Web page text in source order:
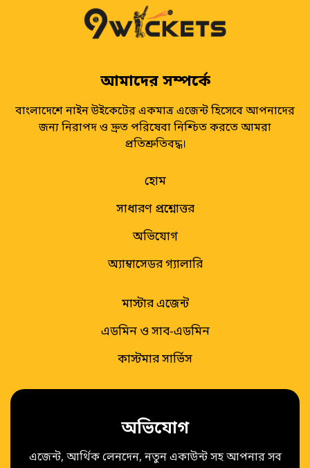
আমাদের সম্পর্কে
বাংলাদেশে নাইন উইকেটের একমাত্র এজেন্ট হিসেবে আপনাদের
জন্য নিরাপদ ও দ্রুত পরিষেবা নিশ্চিত করতে আমরা
প্রতিশ্রুতিবদ্ধ।
হোম
সাধারণ প্রশ্নোত্তর
অভিযোগ
অ্যাম্বাসেডর গ্যালারি
মাস্টার এজেন্ট
এডমিন ও সাব-এডমিন
কাস্টমার সার্ভিস
অভিযোগ
এজেন্ট, আর্থিক লেনদেন, নতুন একাউন্ট সহ আপনার সব